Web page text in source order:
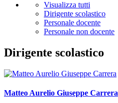
Visualizza tutti
Dirigente scolastico
Personale docente
Personale non docente
Dirigente scolastico
Matteo Aurelio Giuseppe Carrera